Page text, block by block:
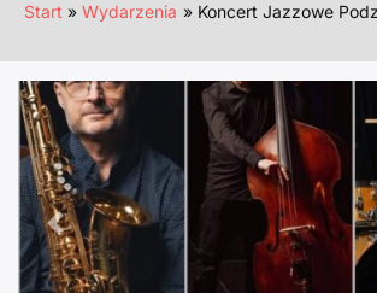
Start Wydarzenia Koncert Jazzowe
Poprzednie